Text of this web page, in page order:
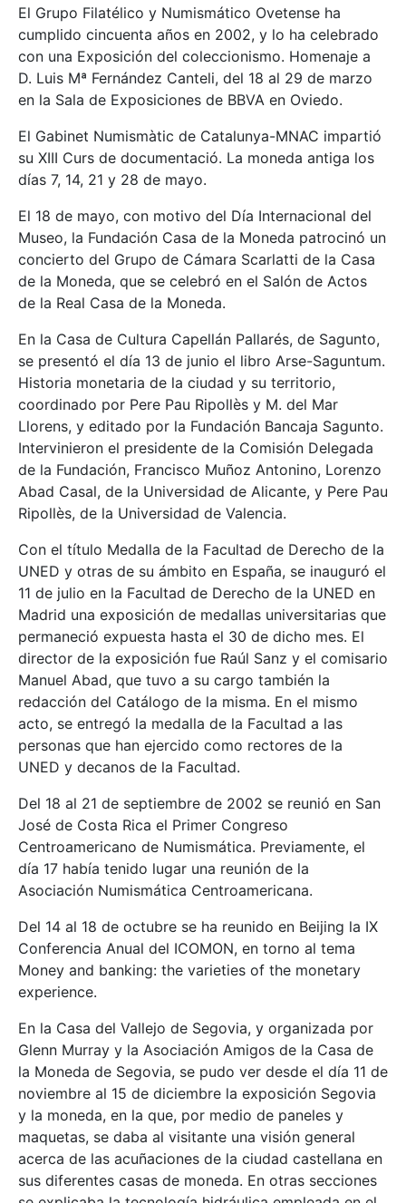
El Grupo Filatélico y Numismático Ovetense ha
cumplido cincuenta años en 2002, y lo ha celebrado
con una Exposición del coleccionismo. Homenaje a
D. Luis Mª Fernández Canteli, del 18 al 29 de marzo
en la Sala de Exposiciones de BBVA en Oviedo.
El Gabinet Numismàtic de Catalunya-MNAC impartió
su XIII Curs de documentació. La moneda antiga los
días 7, 14, 21 y 28 de mayo.
El 18 de mayo, con motivo del Día Internacional del
Museo, la Fundación Casa de la Moneda patrocinó un
concierto del Grupo de Cámara Scarlatti de la Casa
de la Moneda, que se celebró en el Salón de Actos
de la Real Casa de la Moneda.
En la Casa de Cultura Capellán Pallarés, de Sagunto,
se presentó el día 13 de junio el libro Arse-Saguntum.
Historia monetaria de la ciudad y su territorio,
coordinado por Pere Pau Ripollès y M. del Mar
Llorens, y editado por la Fundación Bancaja Sagunto.
Intervinieron el presidente de la Comisión Delegada
de la Fundación, Francisco Muñoz Antonino, Lorenzo
Abad Casal, de la Universidad de Alicante, y Pere Pau
Ripollès, de la Universidad de Valencia.
Con el título Medalla de la Facultad de Derecho de la
UNED y otras de su ámbito en España, se inauguró el
11 de julio en la Facultad de Derecho de la UNED en
Madrid una exposición de medallas universitarias que
permaneció expuesta hasta el 30 de dicho mes. El
director de la exposición fue Raúl Sanz y el comisario
Manuel Abad, que tuvo a su cargo también la
redacción del Catálogo de la misma. En el mismo
acto, se entregó la medalla de la Facultad a las
personas que han ejercido como rectores de la
UNED y decanos de la Facultad.
Del 18 al 21 de septiembre de 2002 se reunió en San
José de Costa Rica el Primer Congreso
Centroamericano de Numismática. Previamente, el
día 17 había tenido lugar una reunión de la
Asociación Numismática Centroamericana.
Del 14 al 18 de octubre se ha reunido en Beijing la IX
Conferencia Anual del ICOMON, en torno al tema
Money and banking: the varieties of the monetary
experience.
En la Casa del Vallejo de Segovia, y organizada por
Glenn Murray y la Asociación Amigos de la Casa de
la Moneda de Segovia, se pudo ver desde el día 11 de
noviembre al 15 de diciembre la exposición Segovia
y la moneda, en la que, por medio de paneles y
maquetas, se daba al visitante una visión general
acerca de las acuñaciones de la ciudad castellana en
sus diferentes casas de moneda. En otras secciones